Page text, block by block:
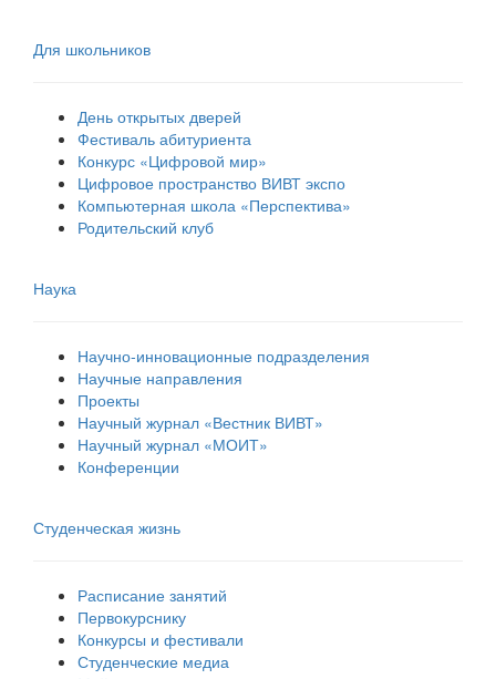
Для школьников
День открытых дверей
Фестиваль абитуриента
Конкурс «Цифровой мир»
Цифровое пространство ВИВТ экспо
Компьютерная школа «Перспектива»
Родительский клуб
Наука
Научно-инновационные подразделения
Научные направления
Проекты
Научный журнал «Вестник ВИВТ»
Научный журнал «МОИТ»
Конференции
Студенческая жизнь
Расписание занятий
Первокурснику
Конкурсы и фестивали
Студенческие медиа